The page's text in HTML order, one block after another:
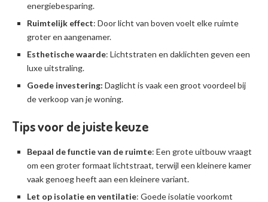
energiebesparing.
Ruimtelijk effect: Door licht van boven voelt elke ruimte
groter en aangenamer.
Esthetische waarde: Lichtstraten en daklichten geven een
luxe uitstraling.
Goede investering: Daglicht is vaak een groot voordeel bij
de verkoop van je woning.
Tips voor de juiste keuze
Bepaal de functie van de ruimte: Een grote uitbouw vraagt
om een groter formaat lichtstraat, terwijl een kleinere kamer
vaak genoeg heeft aan een kleinere variant.
Let op isolatie en ventilatie: Goede isolatie voorkomt